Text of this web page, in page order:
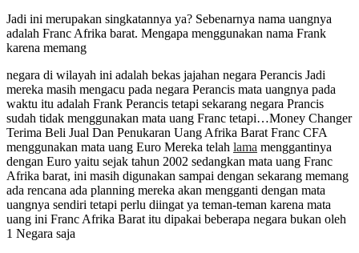
Jadi ini merupakan singkatannya ya? Sebenarnya nama uangnya
adalah Franc Afrika barat. Mengapa menggunakan nama Frank
karena memang
negara di wilayah ini adalah bekas jajahan negara Perancis Jadi
mereka masih mengacu pada negara Perancis mata uangnya pada
waktu itu adalah Frank Perancis tetapi sekarang negara Prancis
sudah tidak menggunakan mata uang Franc tetapi…Money Changer
Terima Beli Jual Dan Penukaran Uang Afrika Barat Franc CFA
menggunakan mata uang Euro Mereka telah lama menggantinya
dengan Euro yaitu sejak tahun 2002 sedangkan mata uang Franc
Afrika barat, ini masih digunakan sampai dengan sekarang memang
ada rencana ada planning mereka akan mengganti dengan mata
uangnya sendiri tetapi perlu diingat ya teman-teman karena mata
uang ini Franc Afrika Barat itu dipakai beberapa negara bukan oleh
1 Negara saja